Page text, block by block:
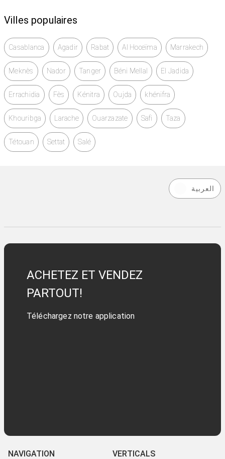
Villes populaires
Casablanca Agadir Rabat Al Hoceïma Marrakech
Meknès Nador Tanger Béni Mellal El Jadida
Errachidia Fès Kénitra Oujda khénifra
Khouribga Larache Ouarzazate Safi Taza
Tétouan Settat Salé
العربية
ACHETEZ ET VENDEZ
PARTOUT!
Téléchargez notre application
NAVIGATION
VERTICALS